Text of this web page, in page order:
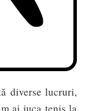
diverse lucruri,